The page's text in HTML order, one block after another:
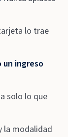
lo trae
un ingreso
solo lo que
la modalidad